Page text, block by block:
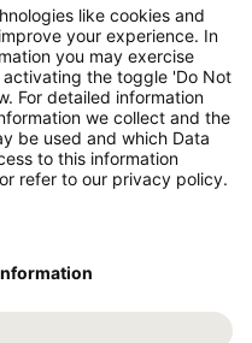
Tarifen handelt es
restriktivste
zusätzliche Gebühren
andere optionale
dieAllgemeinen